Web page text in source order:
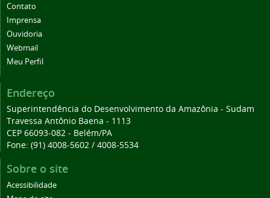
Contato
Imprensa
Ouvidoria
Webmail
Meu Perfil
Endereço
Superintendência do Desenvolvimento da Amazônia - Sudam
Travessa Antônio Baena - 1113
CEP 66093-082 - Belém/PA
Fone: (91) 4008-5602 / 4008-5534
Sobre o site
Acessibilidade